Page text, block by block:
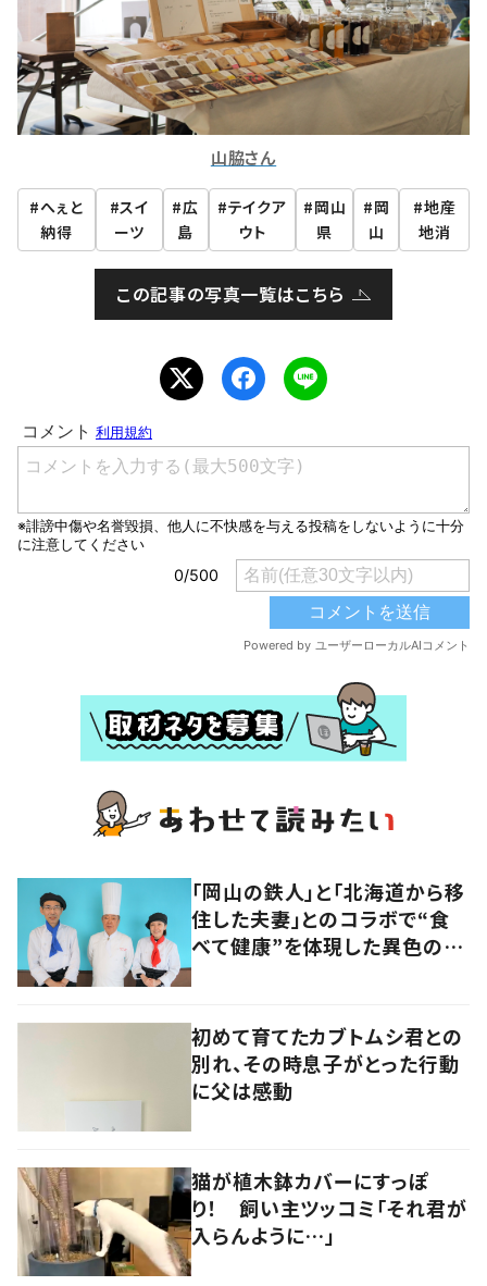
山脇さん
へぇと
納得
スイ
ーツ
広
島
テイクア
ウト
岡山
県
岡
山
地産
地消
この記事の写真一覧はこちら
「岡山の鉄人」と「北海道から移
住した夫妻」とのコラボで“食
べて健康”を体現した異色のカ
初めて育てたカブトムシ君との
別れ、その時息子がとった行動
に父は感動
猫が植木鉢カバーにすっぽ
り！ 飼い主ツッコミ「それ君が
入らんように…」